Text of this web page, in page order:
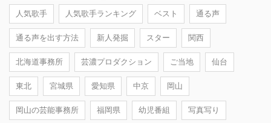
人気歌手 人気歌手ランキング ベスト 通る声
通る声を出す方法 新人発掘 スター 関西
北海道事務所 芸濃プロダクション ご当地 仙台
東北 宮城県 愛知県 中京 岡山
岡山の芸能事務所 福岡県 幼児番組 写真写り